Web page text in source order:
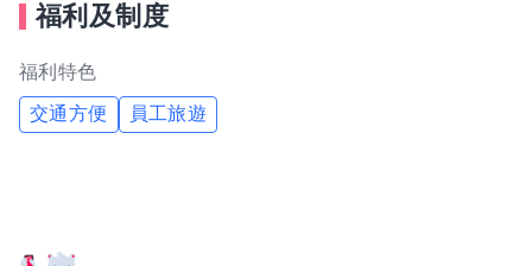
福利及制度
福利特色
交通方便 員工旅遊